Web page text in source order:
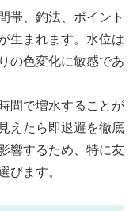
帯、釣法、ポイント
生まれます。水位は
の色変化に敏感であ
間で増水することが
えたら即退避を徹底
響するため、特に友
びます。